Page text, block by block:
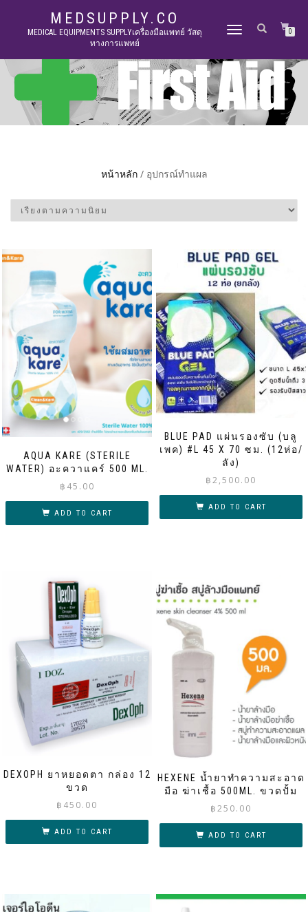
MEDSUPPLY.CO
MEDICAL EQUIPMENTS SUPPLYเครื่องมือแพทย์ วัสดุ
ทางการแพทย์
TOGGLE
0
หน้าหลัก/ อุปกรณ์ทำแผล
AQUA KARE (STERILE
WATER) อะควาแคร์ 500 ML.
฿ 45.00
ADD TO CART
BLUE PAD แผ่นรองซับ (บลู
เพค) #L 45 X 70 ซม. (12ห่อ/
ลัง)
฿2,500.00
ADD TO CART
DEXOPH ยาหยอดตา กล่อง 12
ขวด
฿ 450.00
ADD TO CART
HEXENE น้ำยาทำความสะอาด
มือ ฆ่าเชื้อ 500ML. ขวดปั้ม
฿250.00
ADD TO CART